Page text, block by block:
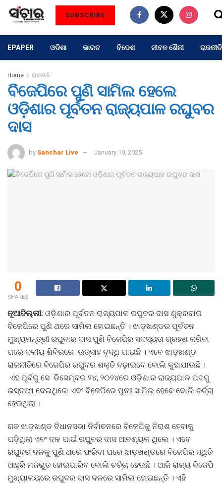
SUBSCRIBE
EPAPER ଓଡିଶା ଭାରତ ବିଦେଶ ଜୀବନ ଶୈଳୀ ରାଜନୀତି
Home ରାଜନୀତି
ବିଜେପିରେ ପୁଣି ସାମିଲ ହେଲେ
ଓଡ଼ିଶାର ପୂର୍ବତନ ରାଜ୍ୟପାଳ ରଘୁବର
ଦାସ
by Sanchar Live January 10, 2025
0
SHARES
ନୂଆଦିଲ୍ଲୀ: ଓଡ଼ିଶାର ପୂର୍ବତନ ରାଜ୍ୟପାଳ ରଘୁବର ଦାସ ଶୁକ୍ରବାର
ବିଜେପିରେ ପୁଣି ଥରେ ସାମିଲ ହୋଇଛନ୍ତି । ଝାଡ଼ଖଣ୍ଡର ପୂର୍ବତନ
ମୁଖ୍ୟମନ୍ତ୍ରୀ ରଘୁବାର ଦାସ ପୁଣି ବିଜେପିର ସଦସ୍ୟତା ଗ୍ରହଣ କରିବା
ପରେ ଦଳୀୟ ଶିବିରରେ ଉତ୍ସାହ ବୃଦ୍ଧି ପାଇଛି । ଏବେ ଝାଡ଼ଖଣ୍ଡ
ରାଜନୀତିରେ ବିଜେପିର ରଘୁବର ଶକ୍ତି ବଢ଼ାଇବେ ବୋଲି କୁହାଯାଉଛି ।
ଏହ ପୂର୍ବରୁ ସେ ଡିସେମ୍ବର ୨୪, ୨୦୨୪ରେ ଓଡ଼ିଶାର ରାଜ୍ୟପାଳ ପଦରୁ
ଇସ୍ତଫା ଦେଇଥିଲେ ଏବଂ ବିଜେପିରେ ପୁନଃ ସାମିଲ ହେବେ ବୋଲି ଚର୍ଚ୍ଚା
ହେଉଥିଲା ।
ଗତ ଝାଡ଼ଖଣ୍ଡ ବିଧାନସଭା ନିର୍ବାଚନରେ ବିଜେପିକୁ ନିରାଶ ହେବାକୁ
ପଡ଼ିଥିଲା ଏବଂ ଦଳ ପାଇଁ ରଘୁବର ଦାସ ଆବଶ୍ୟକ ଥିଲେ । ଏବେ
ରଘୁବର ଦଳକୁ ପୁଣି ଥରେ ଫରିବା ପରେ ଝାଡ଼ଖଣ୍ଡରେ ବିଜେପିର ସ୍ଥିତି
ଆହୁରି ମଜଭୁତ ହୋଇପାରିବ ବୋଲି ଚର୍ଚ୍ଚା ହେଉଛି । ଆଜି ରାଜ୍ୟ ବିଜେପି
ମୁଖ୍ୟାଳୟରେ ରଘୁବର ଦାସ ଦଳରେ ସାମିଲ ହୋଇଛନ୍ତି । ଏହି